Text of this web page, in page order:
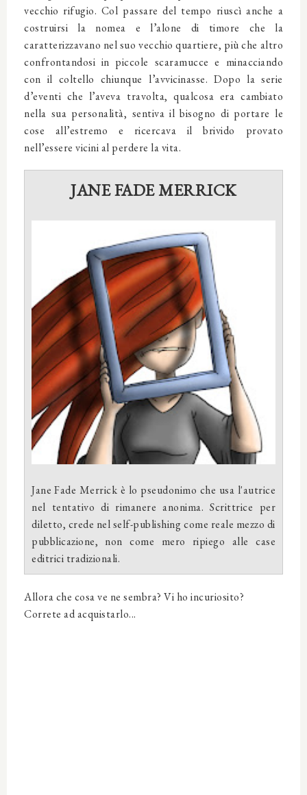
vecchio rifugio. Col passare del tempo riuscì anche a
costruirsi la nomea e l’alone di timore che la
caratterizzavano nel suo vecchio quartiere, più che altro
confrontandosi in piccole scaramucce e minacciando
con il coltello chiunque l’avvicinasse. Dopo la serie
d’eventi che l’aveva travolta, qualcosa era cambiato
nella sua personalità, sentiva il bisogno di portare le
cose all’estremo e ricercava il brivido provato
nell’essere vicini al perdere la vita.
JANE FADE MERRICK
Jane Fade Merrick è lo pseudonimo che usa l'autrice
nel tentativo di rimanere anonima. Scrittrice per
diletto, crede nel self-publishing come reale mezzo di
pubblicazione, non come mero ripiego alle case
editrici tradizionali.
Allora che cosa ve ne sembra? Vi ho incuriosito?
Correte ad acquistarlo...